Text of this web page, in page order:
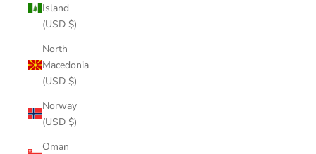
Island
(USD $)
North
Macedonia
(USD $)
Norway
(USD $)
Oman